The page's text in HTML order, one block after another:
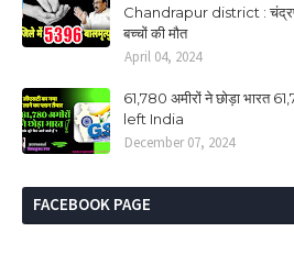
Chandrapur district :
बच्चों की मौत
April 04, 2024
61,780 अमीरों ने छोड़ा
left India
December 07, 2024
FACEBOOK PAGE